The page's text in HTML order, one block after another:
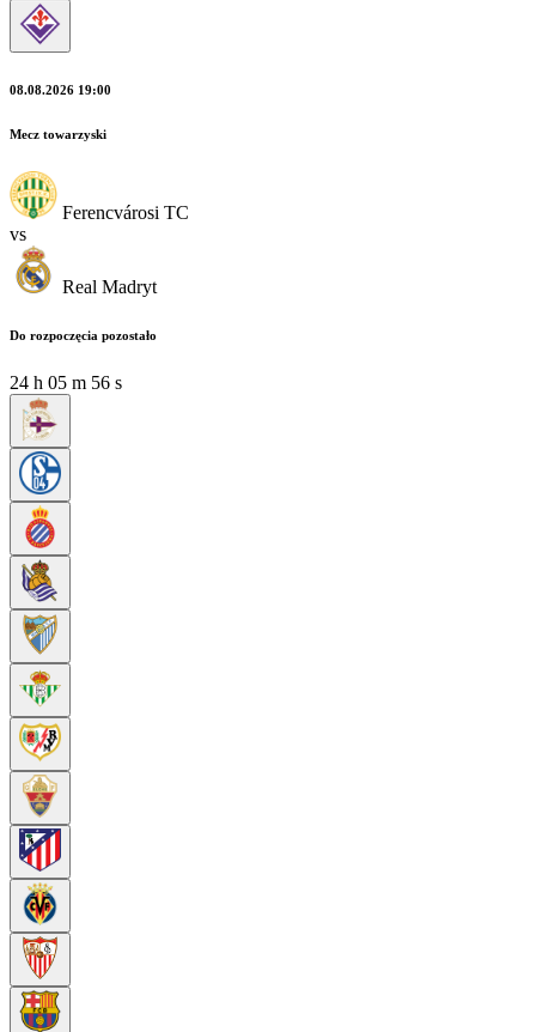
08.08.2026 19:00
Mecz towarzyski
Ferencvárosi TC
vs
Real Madryt
Do rozpoczęcia pozostało
24 h 05 m 54 s